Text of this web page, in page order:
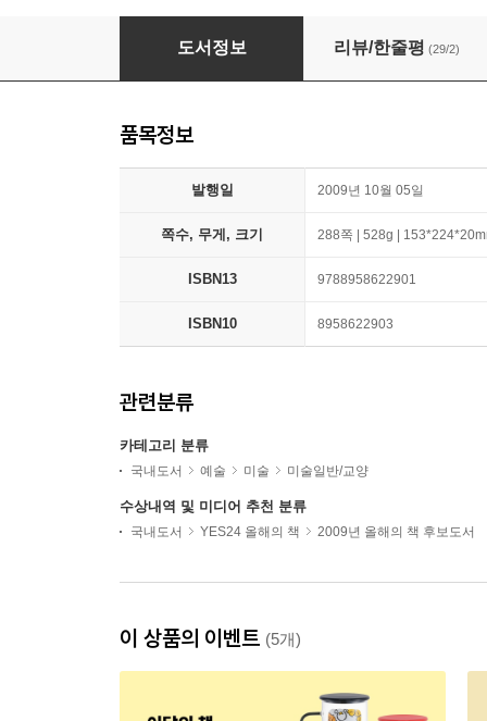
교수대 위의 까치
도서정보 리뷰/한줄평 (29/2)
품목정보
발행일 2009년 10월 05일
쪽수, 무게, 크기 288쪽 | 528g |
ISBN13 9788958622901
ISBN10 8958622903
관련분류
카테고리 분류
국내도서 예술 미술 미술일반/교양
수상내역 및 미디어 추천 분류
국내도서 YES24 올해의 책 2009년 올해의 책 후보도서
이 상품의 이벤트 (5개)